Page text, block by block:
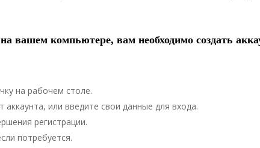
вашем компьютере, вам необходимо создать
на рабочем столе.
аккаунта, или введите свои данные для входа.
регистрации.
потребуется.